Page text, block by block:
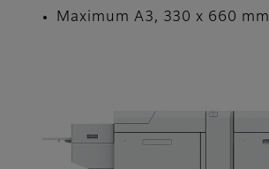
Maximum A3, 330 x 660 mm